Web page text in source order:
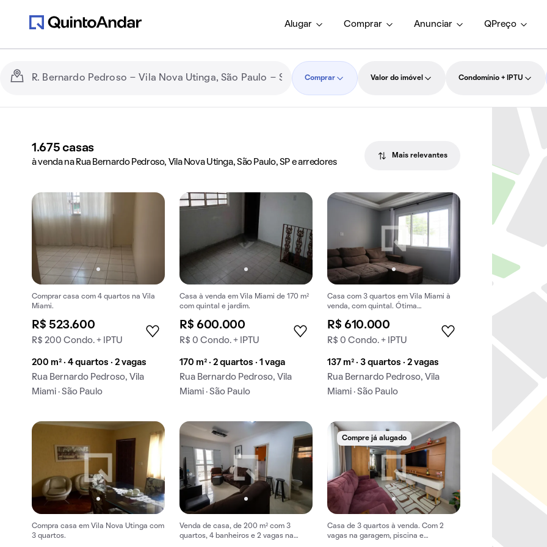
Alugar Comprar Anunciar QPreço
Comprar Valor do imóvel Condomínio + IPTU
1.675 casas
à venda na Rua Bernardo Pedroso, Vila Nova Utinga, São Paulo, SP e arredores
Mais relevantes
Comprar casa com 4 quartos na Vila
Miami.
R$ 523.600
R$ 200 Condo. + IPTU
200 m² · 4 quartos · 2 vagas
Rua Bernardo Pedroso, Vila
Miami · São Paulo
Casa à venda em Vila Miami de 170 m²
com quintal e jardim.
R$ 600.000
R$ 0 Condo. + IPTU
170 m² · 2 quartos · 1 vaga
Rua Bernardo Pedroso, Vila
Miami · São Paulo
Casa com 3 quartos em Vila Miami à
venda, com quintal. Ótima
R$ 610.000
R$ 0 Condo. + IPTU
137 m² · 3 quartos · 2 vagas
Rua Bernardo Pedroso, Vila
Miami · São Paulo
Compra casa em Vila Nova Utinga com
3 quartos.
Venda de casa, de 200 m² com 3
quartos, 4 banheiros e 2 vagas na
Compre já alugado
Casa de 3 quartos à venda. Com 2
vagas na garagem, piscina e